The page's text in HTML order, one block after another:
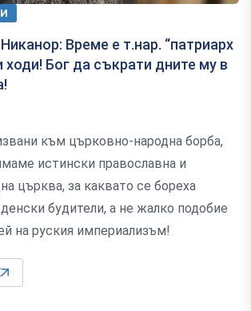
Време е т.нар. “патриарх
ходи! Бог да съкрати дните му в
към църковно-народна борба,
истински православна и
църква, за каквато се бореха
будители, а не жалко подобие
на руския империализъм!